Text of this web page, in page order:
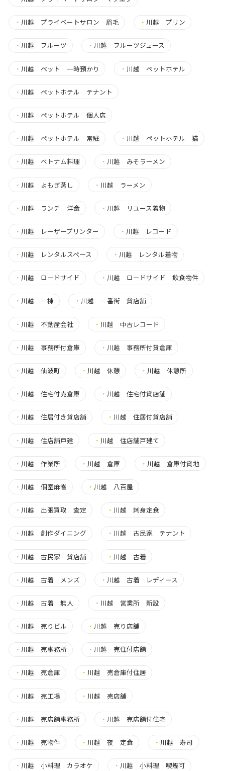
・ 川越 プライベートサロン 眉毛 ・ 川越 プリン
・ 川越 フルーツ ・ 川越 フルーツジュース
・ 川越 ペット 一時預かり ・ 川越 ペットホテル
・ 川越 ペットホテル テナント
・ 川越 ペットホテル 個人店
・ 川越 ペットホテル 常駐 ・ 川越 ペットホテル 猫
・ 川越 ベトナム料理 ・ 川越 みそラーメン
・ 川越 よもぎ蒸し ・ 川越 ラーメン
・ 川越 ランチ 洋食 ・ 川越 リユース着物
・ 川越 レーザープリンター ・ 川越 レコード
・ 川越 レンタルスペース ・ 川越 レンタル着物
・ 川越 ロードサイド ・ 川越 ロードサイド 飲食物件
・ 川越 一棟 ・ 川越 一番街 貸店舗
・ 川越 不動産会社 ・ 川越 中古レコード
・ 川越 事務所付倉庫 ・ 川越 事務所付貸倉庫
・ 川越 仙波町 ・ 川越 休憩 ・ 川越 休憩所
・ 川越 住宅付売倉庫 ・ 川越 住宅付貸店舗
・ 川越 住居付き貸店舗 ・ 川越 住居付貸店舗
・ 川越 住店舗戸建 ・ 川越 住店舗戸建て
・ 川越 作業所 ・ 川越 倉庫 ・ 川越 倉庫付貸地
・ 川越 個室麻雀 ・ 川越 八百屋
・ 川越 出張買取 査定 ・ 川越 刺身定食
・ 川越 創作ダイニング ・ 川越 古民家 テナント
・ 川越 古民家 貸店舗 ・ 川越 古着
・ 川越 古着 メンズ ・ 川越 古着 レディース
・ 川越 古着 無人 ・ 川越 営業所 新設
・ 川越 売りビル ・ 川越 売り店舗
・ 川越 売事務所 ・ 川越 売住付店舗
・ 川越 売倉庫 ・ 川越 売倉庫付住居
・ 川越 売工場 ・ 川越 売店舗
・ 川越 売店舗事務所 ・ 川越 売店舗付住宅
・ 川越 売物件 ・ 川越 夜 定食 ・ 川越 寿司
・ 川越 小料理 カラオケ ・ 川越 小料理 喫煙可